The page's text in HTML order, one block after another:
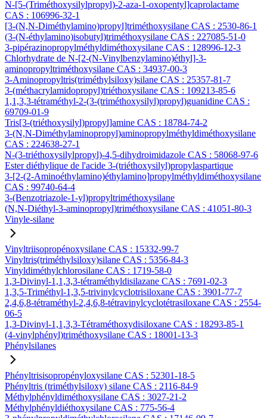
N-[5-(Triméthoxysilylpropyl)-2-aza-1-oxopentyl]caprolactame
CAS : 106996-32-1
[3-(N,N-Diméthylamino)propyl]triméthoxysilane CAS : 2530-86-1
(3-(N-éthylamino)isobutyl)triméthoxysilane CAS : 227085-51-0
3-pipérazinopropylméthyldiméthoxysilane CAS : 128996-12-3
Chlorhydrate de N-[2-(N-Vinylbenzylamino)éthyl]-3-
aminopropyltriméthoxysilane CAS : 34937-00-3
3-Aminopropyltris(triméthylsiloxy)silane CAS : 25357-81-7
3-(méthacrylamidopropyl)triéthoxysilane CAS : 109213-85-6
1,1,3,3-tétraméthyl-2-(3-(triméthoxysilyl)propyl)guanidine CAS :
69709-01-9
Tris[3-(triéthoxysilyl)propyl]amine CAS : 18784-74-2
3-(N,N-Diméthylaminopropyl)aminopropylméthyldiméthoxysilane
CAS : 224638-27-1
N-(3-triéthoxysilylpropyl)-4,5-dihydroimidazole CAS : 58068-97-6
Ester diéthylique de l'acide 3-(triéthoxysilyl)propylaspartique
3-[2-(2-Aminoéthylamino)éthylamino]propylméthyldiméthoxysilane
CAS : 99740-64-4
3-(Benzotriazole-1-yl)propyltriméthoxysilane
(N,N-Diéthyl-3-aminopropyl)triméthoxysilane CAS : 41051-80-3
Vinyle-silane
Vinyltriisopropénoxysilane CAS : 15332-99-7
Vinyltris(triméthylsiloxy)silane CAS : 5356-84-3
Vinyldiméthylchlorosilane CAS : 1719-58-0
1,3-Divinyl-1,1,3,3-tétraméthyldisilazane CAS : 7691-02-3
1,3,5-Triméthyl-1,3,5-trivinylcyclotrisiloxane CAS : 3901-77-7
2,4,6,8-tétraméthyl-2,4,6,8-tétravinylcyclotétrasiloxane CAS : 2554-
06-5
1,3-Divinyl-1,1,3,3-Tétraméthoxydisiloxane CAS : 18293-85-1
(4-vinylphényl)triméthoxysilane CAS : 18001-13-3
Phénylsilanes
Phényltrisisopropényloxysilane CAS : 52301-18-5
Phényltris (triméthylsiloxy) silane CAS : 2116-84-9
Méthylphényldiméthoxysilane CAS : 3027-21-2
Méthylphényldiéthoxysilane CAS : 775-56-4